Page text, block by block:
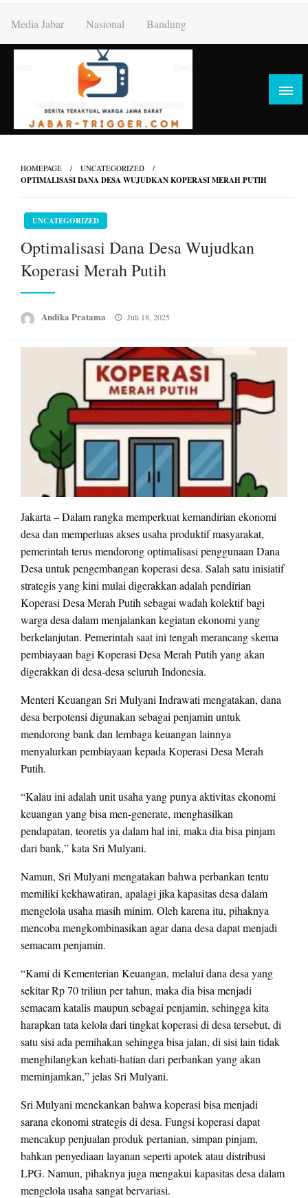
content
Media Jabar Nasional Bandung
HOMEPAGE UNCATEGORIZED
OPTIMALISASI DANA DESA WUJUDKAN KOPERASI MERAH PUTIH
UNCATEGORIZED
Optimalisasi Dana Desa Wujudkan
Koperasi Merah Putih
Andika Pratama
Posted
Juli 18, 2025
Jakarta – Dalam rangka memperkuat kemandirian ekonomi
desa dan memperluas akses usaha produktif masyarakat,
pemerintah terus mendorong optimalisasi penggunaan Dana
Desa untuk pengembangan koperasi desa. Salah satu inisiatif
strategis yang kini mulai digerakkan adalah pendirian
Koperasi Desa Merah Putih sebagai wadah kolektif bagi
warga desa dalam menjalankan kegiatan ekonomi yang
berkelanjutan. Pemerintah saat ini tengah merancang skema
pembiayaan bagi Koperasi Desa Merah Putih yang akan
digerakkan di desa-desa seluruh Indonesia.
Menteri Keuangan Sri Mulyani Indrawati mengatakan, dana
desa berpotensi digunakan sebagai penjamin untuk
mendorong bank dan lembaga keuangan lainnya
menyalurkan pembiayaan kepada Koperasi Desa Merah
Putih.
“Kalau ini adalah unit usaha yang punya aktivitas ekonomi
keuangan yang bisa men-generate, menghasilkan
pendapatan, teoretis ya dalam hal ini, maka dia bisa pinjam
dari bank,” kata Sri Mulyani.
Namun, Sri Mulyani mengatakan bahwa perbankan tentu
memiliki kekhawatiran, apalagi jika kapasitas desa dalam
mengelola usaha masih minim. Oleh karena itu, pihaknya
mencoba mengkombinasikan agar dana desa dapat menjadi
semacam penjamin.
“Kami di Kementerian Keuangan, melalui dana desa yang
sekitar Rp 70 triliun per tahun, maka dia bisa menjadi
semacam katalis maupun sebagai penjamin, sehingga kita
harapkan tata kelola dari tingkat koperasi di desa tersebut, di
satu sisi ada pemihakan sehingga bisa jalan, di sisi lain tidak
menghilangkan kehati-hatian dari perbankan yang akan
meminjamkan,” jelas Sri Mulyani.
Sri Mulyani menekankan bahwa koperasi bisa menjadi
sarana ekonomi strategis di desa. Fungsi koperasi dapat
mencakup penjualan produk pertanian, simpan pinjam,
bahkan penyediaan layanan seperti apotek atau distribusi
LPG. Namun, pihaknya juga mengakui kapasitas desa dalam
mengelola usaha sangat bervariasi.